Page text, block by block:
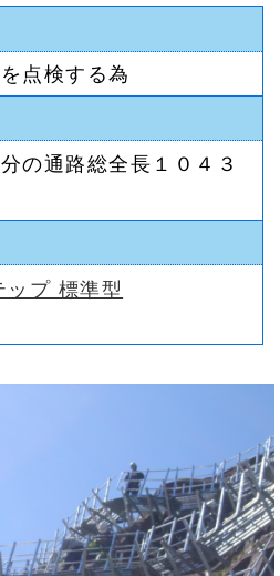
点検する為
の通路総全長１０４３
プ 標準型